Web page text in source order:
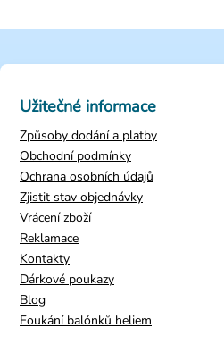
Užitečné informace
Způsoby dodání a platby
Obchodní podmínky
Ochrana osobních údajů
Zjistit stav objednávky
Vrácení zboží
Reklamace
Kontakty
Dárkové poukazy
Blog
Foukání balónků heliem